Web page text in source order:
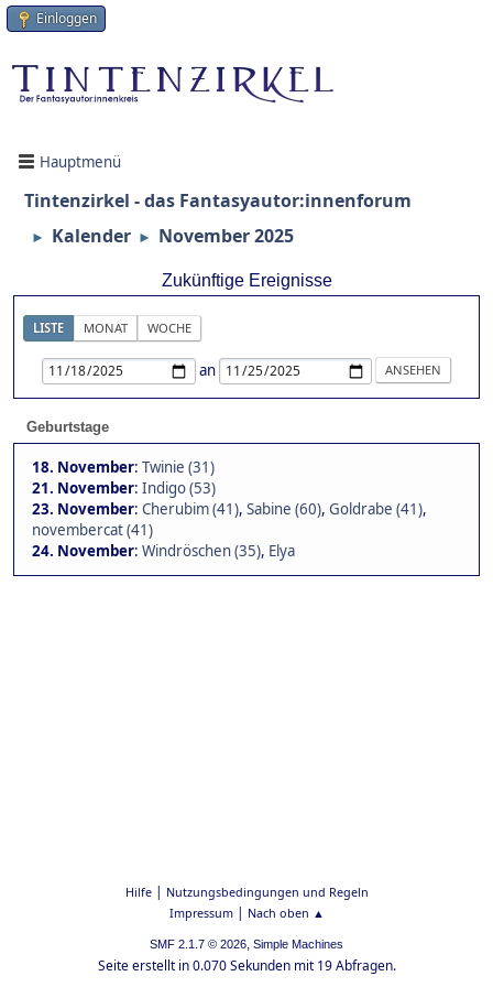
Einloggen
Hauptmenü
Tintenzirkel - das Fantasyautor:innenforum
► Kalender ► November 2025
Zukünftige Ereignisse
LISTE MONAT WOCHE
an
Geburtstage
18. November: Twinie (31)
21. November: Indigo (53)
23. November: Cherubim (41), Sabine (60), Goldrabe (41),
novembercat (41)
24. November: Windröschen (35), Elya
Hilfe| Nutzungsbedingungen und Regeln
Impressum| Nach oben ▲
SMF 2.1.7 © 2026, Simple Machines
Seite erstellt in 0.070 Sekunden mit 19 Abfragen.